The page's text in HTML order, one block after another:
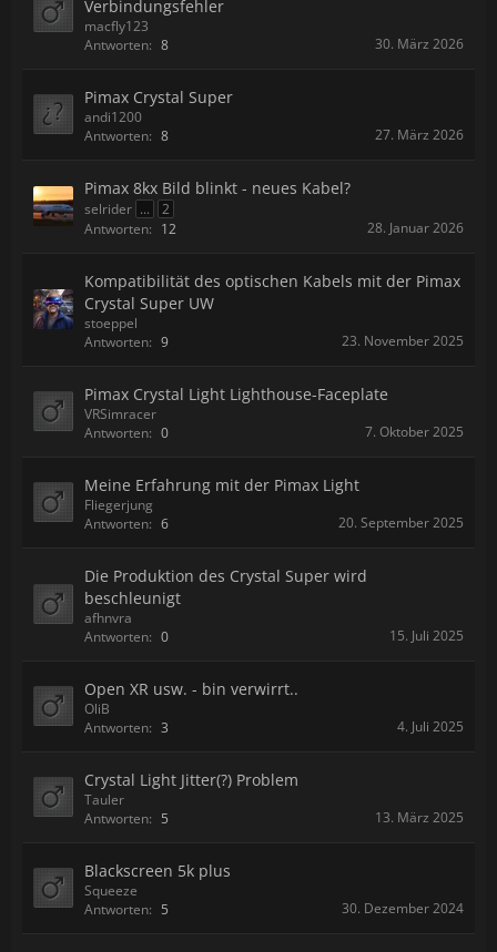
Verbindungsfehler
macfly123
Antworten: 8 30. März 2026
Pimax Crystal Super
andi1200
Antworten: 8 27. März 2026
Pimax 8kx Bild blinkt - neues Kabel?
selrider ...
2
Antworten: 12 28. Januar 2026
Kompatibilität des optischen Kabels mit der Pimax
Crystal Super UW
stoeppel
Antworten: 9 23. November 2025
Pimax Crystal Light Lighthouse-Faceplate
VRSimracer
Antworten: 0 7. Oktober 2025
Meine Erfahrung mit der Pimax Light
Fliegerjung
Antworten: 6 20. September 2025
Die Produktion des Crystal Super wird
beschleunigt
afhnvra
Antworten: 0 15. Juli 2025
Open XR usw. - bin verwirrt..
OliB
Antworten: 3 4. Juli 2025
Crystal Light Jitter(?) Problem
Tauler
Antworten: 5 13. März 2025
Blackscreen 5k plus
Squeeze
Antworten: 5 30. Dezember 2024